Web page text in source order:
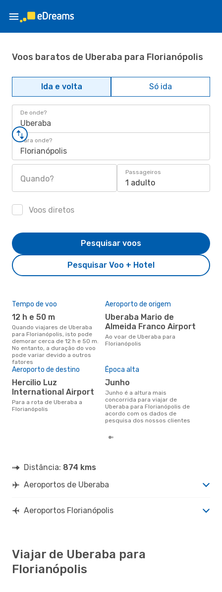
Voos baratos de Uberaba para Florianópolis
Ida e volta Só ida
De onde?
Uberaba
Para onde?
Florianópolis
Quando?
Passageiros
1 adulto
Voos diretos
Pesquisar Voo + Hotel
Pesquisar voos
Tempo de voo
12 h e 50 m
Quando viajares de Uberaba
para Florianópolis, isto pode
demorar cerca de 12 h e 50 m.
No entanto, a duração do voo
pode variar devido a outros
fatores
Aeroporto de origem
Uberaba Mario de
Almeida Franco Airport
Ao voar de Uberaba para
Florianópolis
Aeroporto de destino
Hercilio Luz
International Airport
Para a rota de Uberaba a
Florianópolis
Época alta
junho
junho é a altura mais
concorrida para viajar de
Uberaba para Florianópolis de
acordo com os dados de
pesquisa dos nossos clientes
Distância: 874 kms
Aeroportos de Uberaba
Aeroportos Florianópolis
Viajar de Uberaba para
Florianópolis